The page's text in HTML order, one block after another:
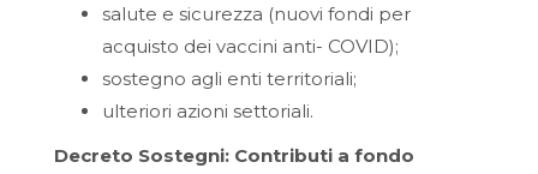
salute e sicurezza (nuovi fondi per
acquisto dei vaccini anti- COVID);
sostegno agli enti territoriali;
ulteriori azioni settoriali.
Decreto Sostegni: Contributi a fondo